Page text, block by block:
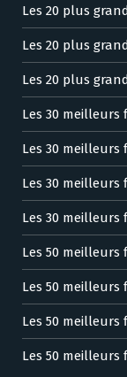
Les 20 plus
Les 20 plus
Les 20 plus
Les 30 meilleurs
Les 30 meilleurs
Les 30 meilleurs
Les 30 meilleurs
Les 50 meilleurs
Les 50 meilleurs
Les 50 meilleurs
Les 50 meilleurs